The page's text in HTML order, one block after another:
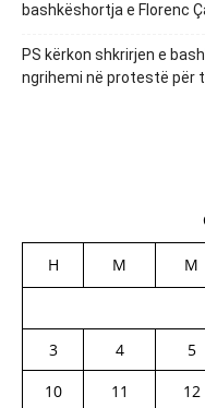
bashkëshortja e Florenc
PS kërkon shkrirjen e
ngrihemi në protestë për
H M M
3
4 5
10
11 12